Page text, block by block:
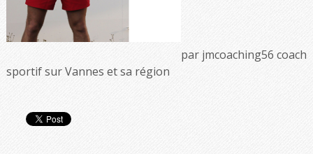
par jmcoaching56 coach
sportif sur Vannes et sa région